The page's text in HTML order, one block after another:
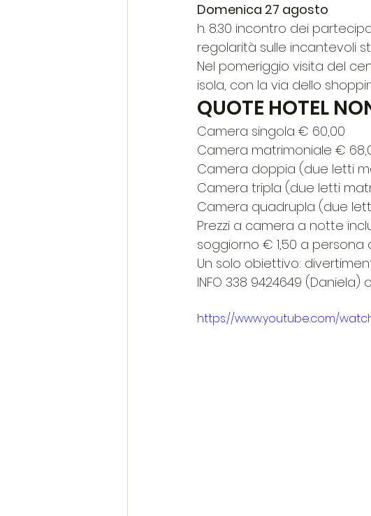
Domenica 27 agosto
h. 8.30 incontro dei
regolarità sulle incantevoli
Nel pomeriggio visita del
isola, con la via dello
QUOTE HOTEL
Camera singola € 60,00
Camera matrimoniale €
Camera doppia (due letti
Camera tripla (due letti
Camera quadrupla (due
Prezzi a camera a notte
soggiorno € 1,50 a persona
Un solo obiettivo:
INFO 338 9424649
https://www.youtube.com/